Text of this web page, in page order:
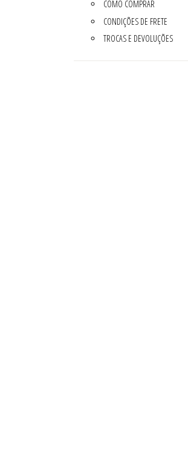
COMO COMPRAR
CONDIÇÕES DE FRETE
TROCAS E DEVOLUÇÕES